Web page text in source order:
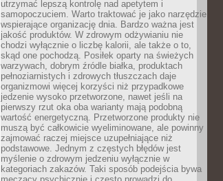
utrzymać lepszą kontrolę nad apetytem i
samopoczuciem. Warto traktować je jako narzędzie
wspierające organizację dnia. Bardzo ważna jest
jakość produktów. W zdrowym odżywianiu nie
chodzi wyłącznie o liczbę kalorii, ale także o to,
skąd one pochodzą. Posiłek oparty na świeżych
warzywach, dobrym źródle białka, produktach
pełnoziarnistych i zdrowych tłuszczach daje
organizmowi więcej korzyści niż przypadkowe
jedzenie wysoko przetworzone, nawet jeśli na
pierwszy rzut oka oba warianty mają podobną
wartość energetyczną. Przetworzone produkty nie
muszą być całkowicie wyeliminowane, ale powinny
zajmować raczej miejsce uzupełniające niż
podstawowe. Jednym z częstych błędów jest
myślenie o zdrowym jedzeniu wyłącznie w
kategoriach zakazów. Taki sposób podejścia bywa